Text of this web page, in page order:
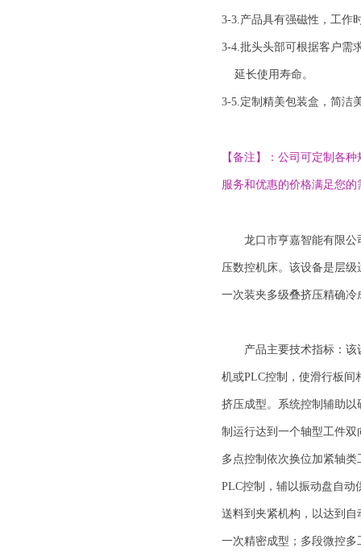
3-3.产品具有强磁性，工作
3-4.批头头部可根据客户需
延长使用寿命。
3-5.定制精美包装盒，简洁
【备注】：公司可定制各
服务和优惠的价格满足您的
龙口市亨嘉智能有限公
压数控机床。该设备是层级
一次装夹多级叠挤压精确冷
产品主要技术指标：该设
机或PLC控制，使滑行板
挤压成型。系统控制辅助
制运行达到一个轴型工件
多点控制依次换位加紧轴
PLC控制，辅以振动盘自
送料到夹紧机构，以达到
一次精密成型；多段微控